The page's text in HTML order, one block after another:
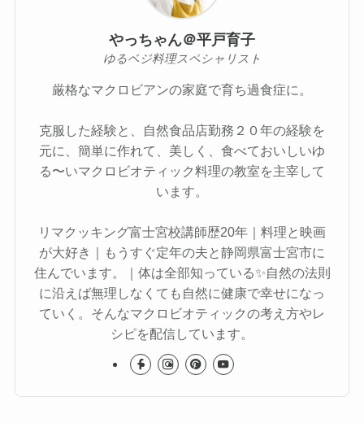
やっちゃん＠平戸育子
ゆるベジ料理スペシャリスト
厳格なマクロビアンの家庭で育ち過食症に。
克服した経験と、自然食品店勤務２０年の経験を
元に、簡単に作れて、美しく、食べておいしいゆ
る〜いマクロビオティック料理の教室を主宰して
います。
リマクッキング富士宮校講師歴20年｜料理と映画
が大好き｜もうすぐ定年の夫と静岡県富士宮市に
住んでいます。｜体は全部知っている✨自然の法則
に沿えば無理しなくても自然に健康で幸せになっ
ていく。そんなマクロビオティックの考え方やレ
シピを配信しています。